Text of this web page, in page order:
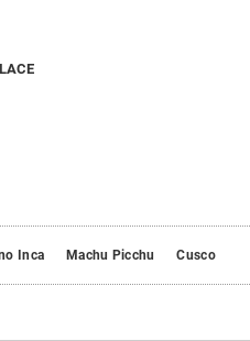
Inca Machu Picchu Cusco